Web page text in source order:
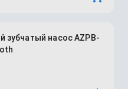
зубчатый насос AZPB-